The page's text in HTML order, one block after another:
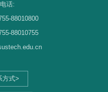
方式>
话:
88010800
88010755